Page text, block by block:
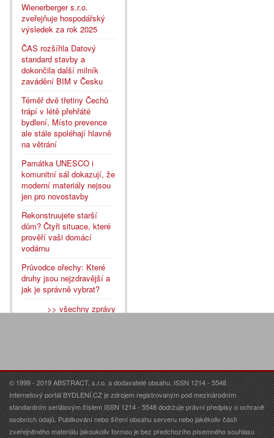
Wienerberger s.r.o.
zveřejňuje hospodářský
výsledek za rok 2025
ČAS rozšířila Datový
standard stavby a
dokončila další milník
zavádění BIM v Česku
Téměř dvě třetiny Čechů
trápí v létě přehřáté
bydlení. Místo prevence
ale stále spoléhají hlavně
na větrání
Památka UNESCO i
komunitní sál dokazují, že
moderní materiály nejsou
jen pro novostavby
Rekonstruujete starší
dům? Čtyři situace, které
prověří vaši domácí
vodárnu
Průvodce ořechy: Které
druhy jsou nejzdravější a
jak je správně vybrat?
>> všechny zprávy
© 1999 - 2019 ABSTRACT, s.r.o. a dodavatelé obsahu. ISSN 1214 - 5548
Internetový portál BYDLENÍ.CZ je zdrojem registrovaným pod mezinárodním
standardním seriálovým číslem ISSN 1214 - 5548 dodržuje právní předpisy o ochraně
osobních údajů. Publikování nebo šíření obsahu serveru nebo jakékoliv části
zveřejněného materiálu jakoukoliv formou je bez předchozího písemného souhlasu